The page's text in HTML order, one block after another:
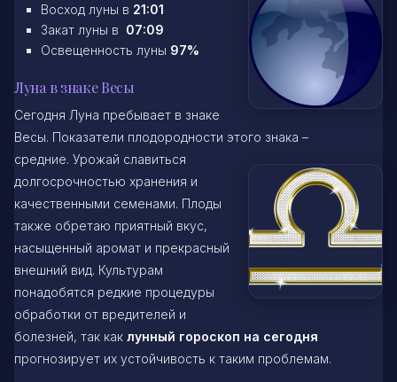
Восход луны в 21:01
Закат луны в 07:09
Освещенность луны 97%
Луна в знаке Весы
Сегодня Луна пребывает в знаке
Весы. Показатели плодородности этого знака –
средние. Урожай славиться
долгосрочностью хранения и
качественными семенами. Плоды
также обретаю приятный вкус,
насыщенный аромат и прекрасный
внешний вид. Культурам
понадобятся редкие процедуры
обработки от вредителей и
болезней, так как лунный гороскоп на сегодня
прогнозирует их устойчивость к таким проблемам.